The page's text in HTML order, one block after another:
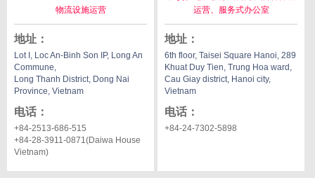
物流设施运营
地址 ：
Lot I, Loc An-Binh Son IP, Long An
Commune,
Long Thanh District, Dong Nai
Province, Vietnam
电话 ：
+84-2513-686-515
+84-28-3911-0871(Daiwa House
Vietnam)
运营、服务式办公室
地址 ：
6th floor, Taisei Square Hanoi, 289
Khuat Duy Tien, Trung Hoa ward,
Cau Giay district, Hanoi city,
Vietnam
电话 ：
+84-24-7302-5898